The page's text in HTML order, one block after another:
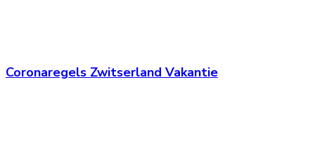
Coronaregels Zwitserland Vakantie